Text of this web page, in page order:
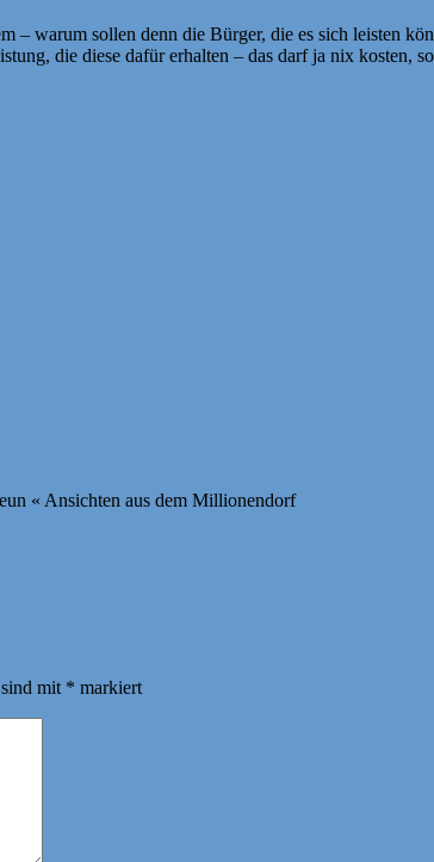
– warum sollen denn die Bürger, die es sich leisten
die diese dafür erhalten – das darf ja nix
« Ansichten aus dem Millionendorf
mit * markiert